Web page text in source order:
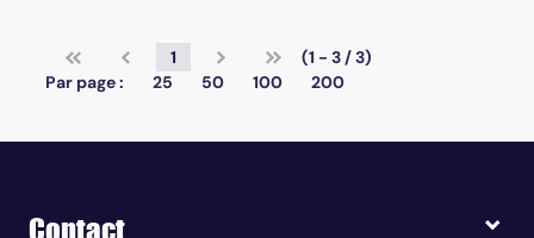
1
(1 - 3 / 3)
Par page :
25 50 100 200
Contact